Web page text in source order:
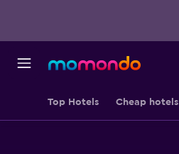
Top Hotels Cheap hotels